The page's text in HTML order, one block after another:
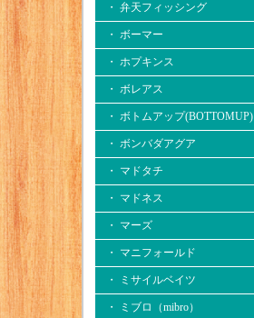
・ 弁天フィッシング
・ ボーマー
・ ホプキンス
・ ボレアス
・ ボトムアップ(BOTTOMUP)
・ ボンバダアグア
・ マドタチ
・ マドネス
・ マーズ
・ マニフォールド
・ ミサイルベイツ
・ ミブロ（mibro）